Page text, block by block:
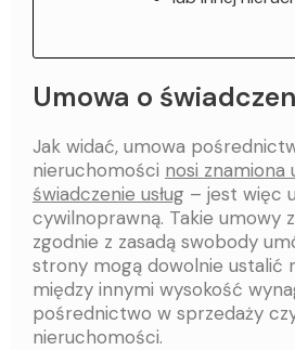
Umowa o
Jak widać, umowa
nieruchomości nosi znamiona
świadczenie usług – jest więc
cywilnoprawną. Takie umowy
zgodnie z zasadą swobody
strony mogą dowolnie ustalić
między innymi wysokość
pośrednictwo w sprzedaży
nieruchomości.